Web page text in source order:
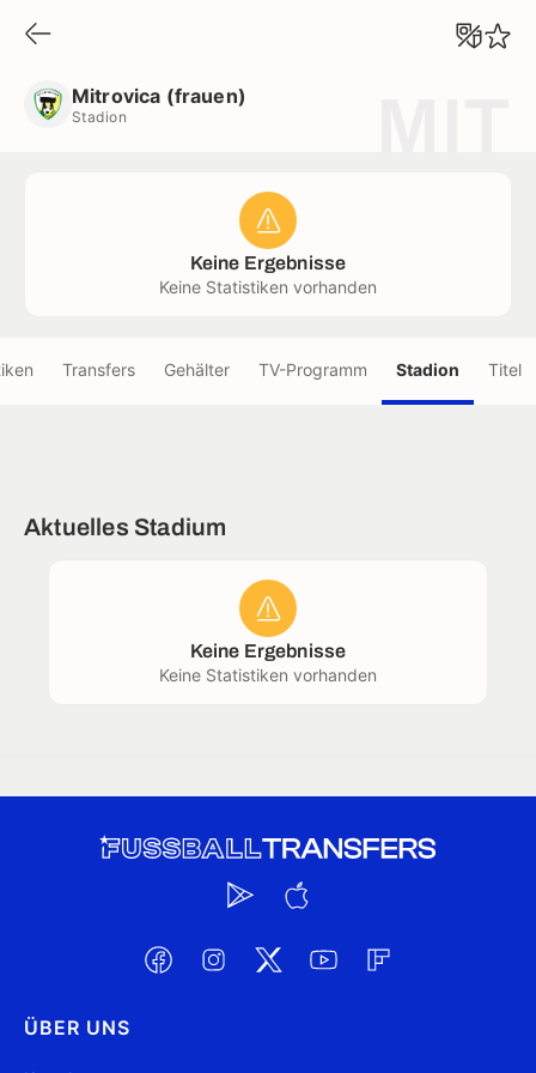
Mitrovica (frauen)
Stadion
Keine Ergebnisse
Keine Statistiken vorhanden
Transfers Gehälter TV-Programm Stadion Titel
Aktuelles Stadium
Keine Ergebnisse
Keine Statistiken vorhanden
ÜBER UNS